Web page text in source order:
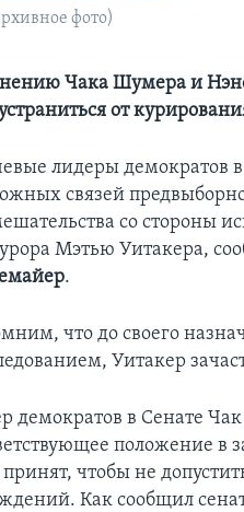
фото)
Чака Шумера и
от
лидеры демократов
связей
со стороны
Мэтью Уитакера,
.
что до своего
Уитакер
демократов в Сенате
положение в
чтобы не
Как сообщил